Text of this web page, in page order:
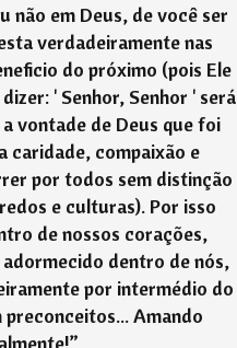
não em Deus, de você ser
verdadeiramente nas
do próximo (pois Ele
' Senhor, Senhor ' será
vontade de Deus que foi
caridade, compaixão e
por todos sem distinção
e culturas). Por isso
de nossos corações,
dentro de nós,
por intermédio do
Amando